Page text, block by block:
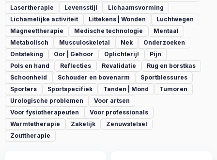
Lasertherapie
Levensstijl
Lichaamsvorming
Lichamelijke activiteit
Littekens | Wonden
Luchtwegen
Magneettherapie
Medische technologie
Mentaal
Metabolisch
Musculoskeletal Nek
Onderzoeken
Ontsteking
Oor | Gehoor Oplichterij!
Pijn
Pols en hand
Reflecties Revalidatie
Rug en borstkas
Schoonheid
Schouder en bovenarm
Sportblessures
Sporters
Sportspecifiek Tanden | Mond
Tumoren
Urologische problemen
Voor artsen
Voor fysiotherapeuten
Voor professionals
Warmtetherapie
Zakelijk
Zenuwstelsel
Zouttherapie